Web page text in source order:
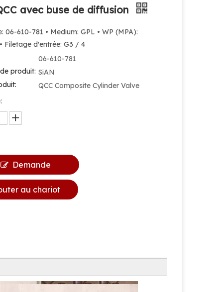
avec buse de diffusion
06-610-781 • Medium: GPL • WP (MPA):
Filetage d'entrée: G3 / 4
06-610-781
produit: SiAN
QCC Composite Cylinder Valve
Demande
au chariot